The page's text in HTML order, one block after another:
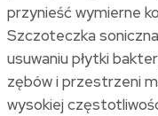
przynieść wymierne
Szczoteczka
usuwaniu płytki
zębów i przestrzeni
wysokiej